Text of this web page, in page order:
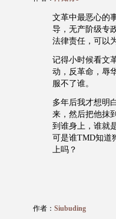
文革中最恶心的
导，无产阶级专
法律责任，可以
记得小时候看文
动，反革命，辱
服不了谁。
多年后我才想明
来，然后把他抹
到谁身上，谁就
可是谁TMD知道
上吗？
作者： Siubuding